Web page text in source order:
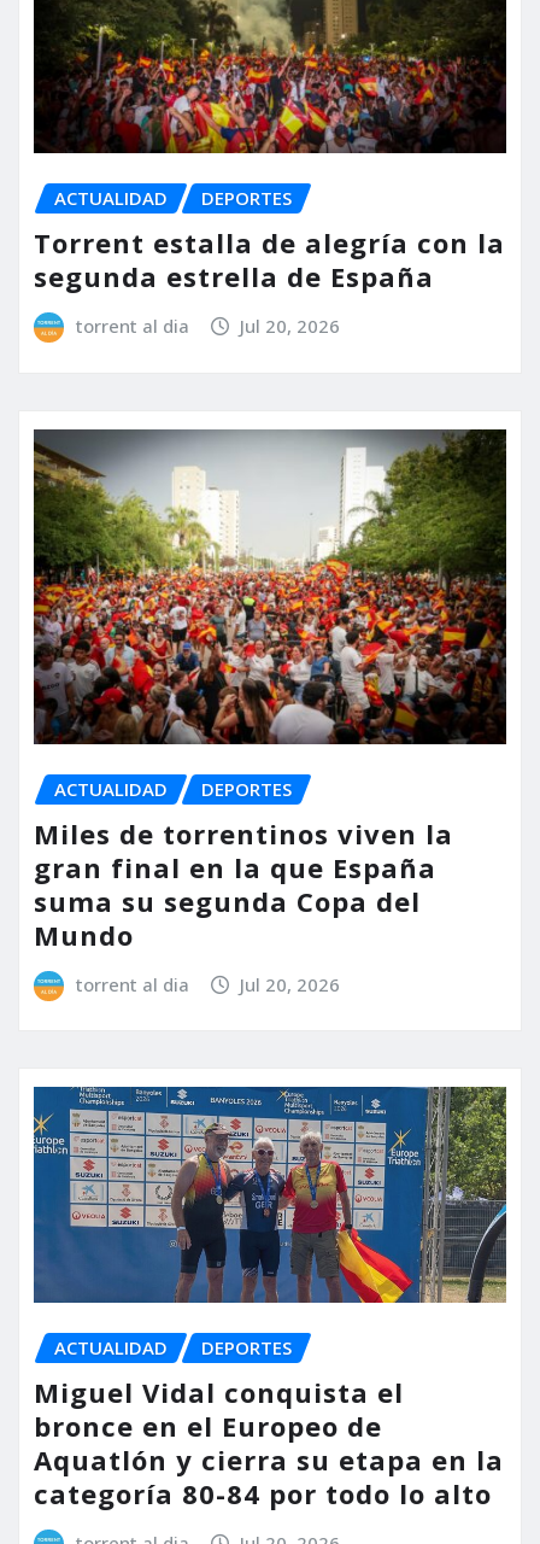
ACTUALIDAD DEPORTES
Torrent estalla de alegría con la
segunda estrella de España
torrent al dia Jul 20, 2026
ACTUALIDAD DEPORTES
Miles de torrentinos viven la
gran final en la que España
suma su segunda Copa del
Mundo
torrent al dia Jul 20, 2026
ACTUALIDAD DEPORTES
Miguel Vidal conquista el
bronce en el Europeo de
Aquatlón y cierra su etapa en la
categoría 80-84 por todo lo alto